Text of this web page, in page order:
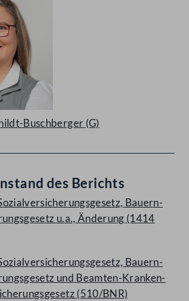
Buschberger (G)
des Berichts
Bauern-
u.a., Änderung (1414
Bauern-
und Beamten-Kranken-
(510/BNR)